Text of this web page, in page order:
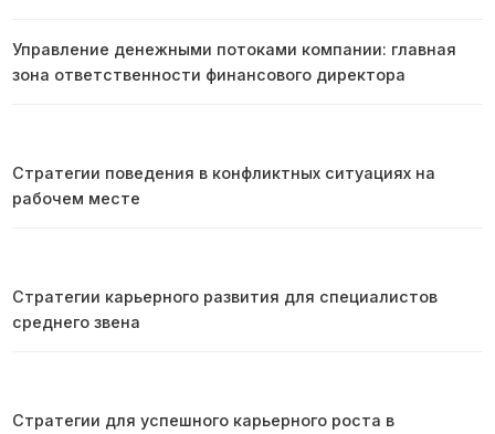
Управление денежными потоками компании: главная
зона ответственности финансового директора
Стратегии поведения в конфликтных ситуациях на
рабочем месте
Стратегии карьерного развития для специалистов
среднего звена
Стратегии для успешного карьерного роста в